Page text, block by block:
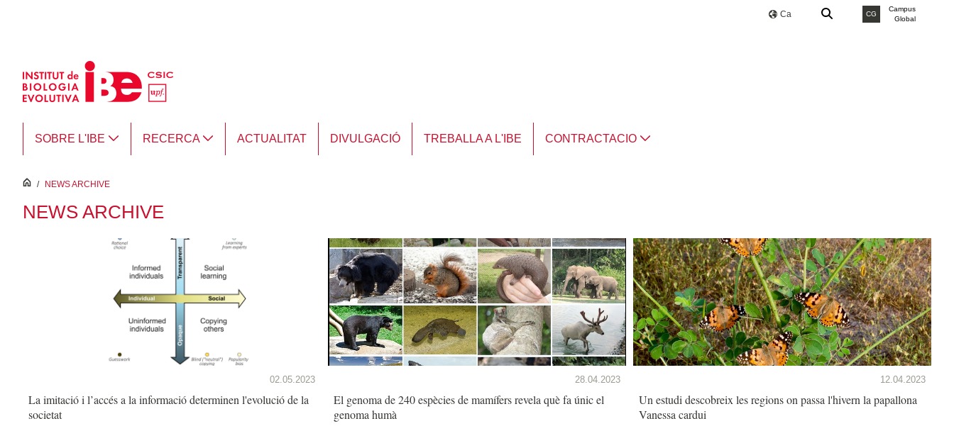
Ca CG
Campus
Global
SOBRE L'IBE RECERCA ACTUALITAT DIVULGACIÓ TREBALLA A L'IBE CONTRACTACIO
inici
/ NEWS ARCHIVE
NEWS ARCHIVE
02.05.2023
La imitació i l’accés a la informació determinen l'evolució de la
societat
28.04.2023
El genoma de 240 espècies de mamífers revela què fa únic el
genoma humà
12.04.2023
Un estudi descobreix les regions on passa l'hivern la papallona
Vanessa cardui